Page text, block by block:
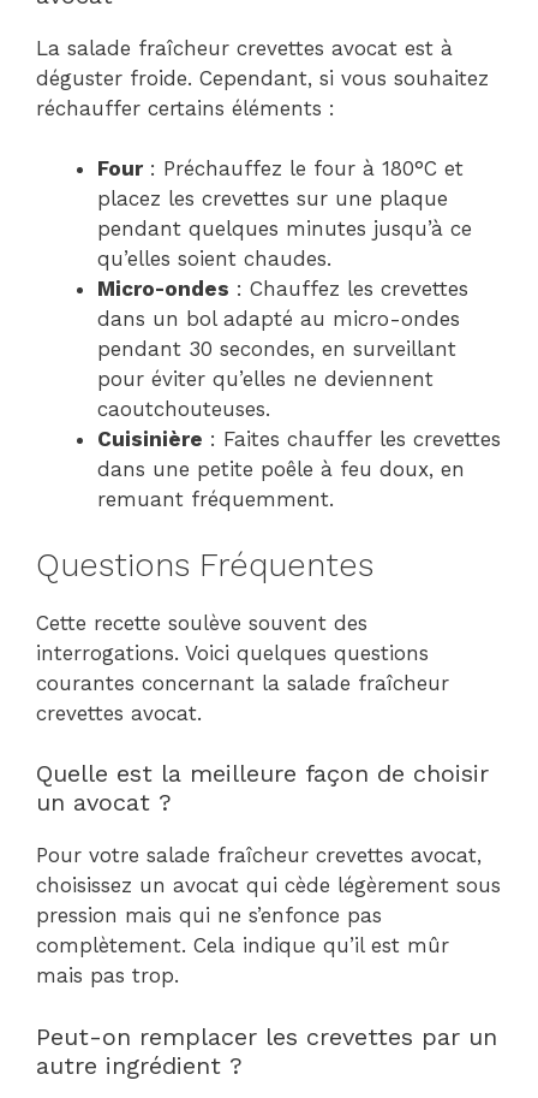
La salade fraîcheur crevettes avocat est à
déguster froide. Cependant, si vous souhaitez
réchauffer certains éléments :
Four: Préchauffez le four à 180°C et
placez les crevettes sur une plaque
pendant quelques minutes jusqu’à ce
qu’elles soient chaudes.
Micro-ondes : Chauffez les crevettes
dans un bol adapté au micro-ondes
pendant 30 secondes, en surveillant
pour éviter qu’elles ne deviennent
caoutchouteuses.
Cuisinière : Faites chauffer les crevettes
dans une petite poêle à feu doux, en
remuant fréquemment.
Questions Fréquentes
Cette recette soulève souvent des
interrogations. Voici quelques questions
courantes concernant la salade fraîcheur
crevettes avocat.
Quelle est la meilleure façon de choisir
un avocat ?
Pour votre salade fraîcheur crevettes avocat,
choisissez un avocat qui cède légèrement sous
pression mais qui ne s’enfonce pas
complètement. Cela indique qu’il est mûr
mais pas trop.
Peut-on remplacer les crevettes par un
autre ingrédient ?